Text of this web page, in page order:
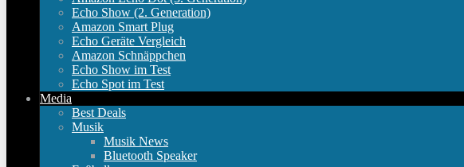
Echo Show (2. Generation)
Amazon Smart Plug
Echo Geräte Vergleich
Amazon Schnäppchen
Echo Show im Test
Echo Spot im Test
Media
Best Deals
Musik
Musik News
Bluetooth Speaker